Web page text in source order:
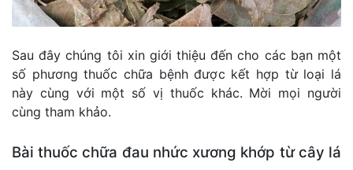
Sau đây chúng tôi xin giới thiệu đến cho các bạn một
số phương thuốc chữa bệnh được kết hợp từ loại lá
này cùng với một số vị thuốc khác. Mời mọi người
cùng tham khảo.
Bài thuốc chữa đau nhức xương khớp từ cây lá